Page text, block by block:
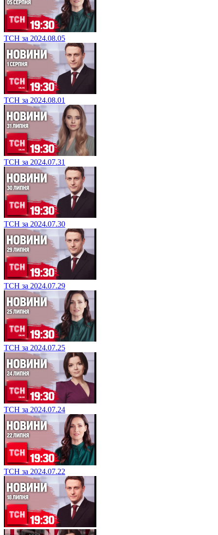
ТСН за 2024.08.05
ТСН за 2024.08.01
ТСН за 2024.07.31
ТСН за 2024.07.30
ТСН за 2024.07.29
ТСН за 2024.07.25
ТСН за 2024.07.24
ТСН за 2024.07.22